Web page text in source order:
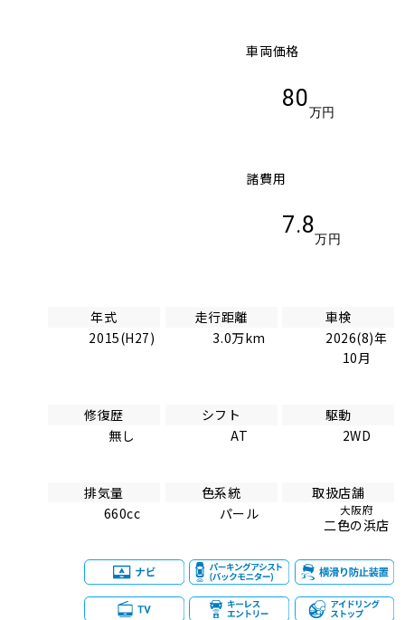
車両価格
80
万円
諸費用
7.8
万円
年式
2015(H27)
走行距離
3.0万km
車検
2026(8)年
10月
修復歴
無し
シフト
AT
駆動
2WD
排気量
660cc
色系統
パール
取扱店舗
大阪府
二色の浜店